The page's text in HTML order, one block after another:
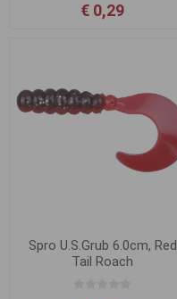
€ 0,29
Spro U.S.Grub 6.0cm, Red
Tail Roach